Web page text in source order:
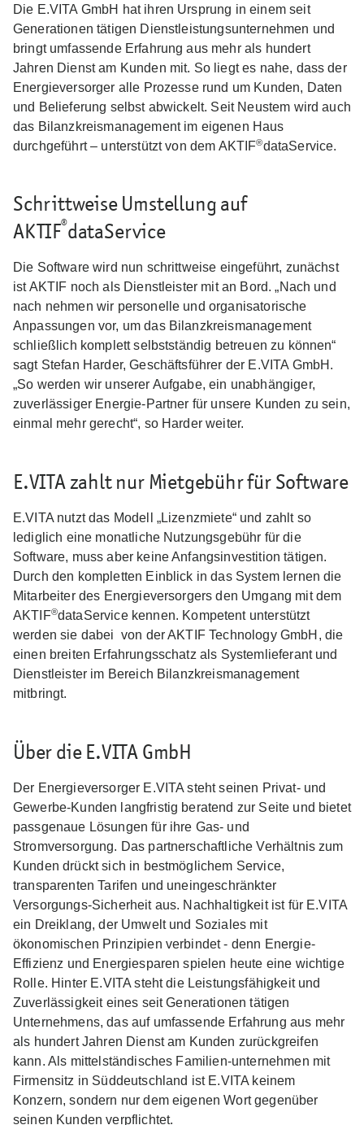
Die E.VITA GmbH hat ihren Ursprung in einem seit
Generationen tätigen Dienstleistungsunternehmen und
bringt umfassende Erfahrung aus mehr als hundert
Jahren Dienst am Kunden mit. So liegt es nahe, dass der
Energieversorger alle Prozesse rund um Kunden, Daten
und Belieferung selbst abwickelt. Seit Neustem wird auch
das Bilanzkreismanagement im eigenen Haus
durchgeführt – unterstützt von dem AKTIF®dataService.
Schrittweise Umstellung auf
AKTIF®dataService
Die Software wird nun schrittweise eingeführt, zunächst
ist AKTIF noch als Dienstleister mit an Bord. „Nach und
nach nehmen wir personelle und organisatorische
Anpassungen vor, um das Bilanzkreismanagement
schließlich komplett selbstständig betreuen zu können“
sagt Stefan Harder, Geschäftsführer der E.VITA GmbH.
„So werden wir unserer Aufgabe, ein unabhängiger,
zuverlässiger Energie-Partner für unsere Kunden zu sein,
einmal mehr gerecht“, so Harder weiter.
E.VITA zahlt nur Mietgebühr für Software
E.VITA nutzt das Modell „Lizenzmiete“ und zahlt so
lediglich eine monatliche Nutzungsgebühr für die
Software, muss aber keine Anfangsinvestition tätigen.
Durch den kompletten Einblick in das System lernen die
Mitarbeiter des Energieversorgers den Umgang mit dem
AKTIF®dataService kennen. Kompetent unterstützt
werden sie dabei von der AKTIF Technology GmbH, die
einen breiten Erfahrungsschatz als Systemlieferant und
Dienstleister im Bereich Bilanzkreismanagement
mitbringt.
Über die E.VITA GmbH
Der Energieversorger E.VITA steht seinen Privat- und
Gewerbe-Kunden langfristig beratend zur Seite und bietet
passgenaue Lösungen für ihre Gas- und
Stromversorgung. Das partnerschaftliche Verhältnis zum
Kunden drückt sich in bestmöglichem Service,
transparenten Tarifen und uneingeschränkter
Versorgungs-Sicherheit aus. Nachhaltigkeit ist für E.VITA
ein Dreiklang, der Umwelt und Soziales mit
ökonomischen Prinzipien verbindet - denn Energie-
Effizienz und Energiesparen spielen heute eine wichtige
Rolle. Hinter E.VITA steht die Leistungsfähigkeit und
Zuverlässigkeit eines seit Generationen tätigen
Unternehmens, das auf umfassende Erfahrung aus mehr
als hundert Jahren Dienst am Kunden zurückgreifen
kann. Als mittelständisches Familien-unternehmen mit
Firmensitz in Süddeutschland ist E.VITA keinem
Konzern, sondern nur dem eigenen Wort gegenüber
seinen Kunden verpflichtet.